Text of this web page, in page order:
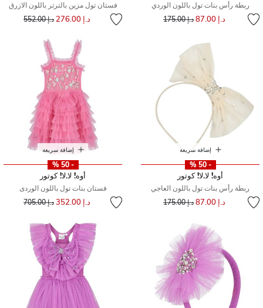
ربطة رأس بنات تول باللون الوردي
د.إ 87.00 سعر مخفض مند.إ 175.00
فستان تول مزين بالترتر باللون الازرق
د.إ 276.00 سعر مخفض من
د.إ 552.00 إلى
إضافة سريعة
- 50 %
أوه! لا.لا! كوتور
ربطة رأس بنات تول باللون العاجي
د.إ 87.00 سعر مخفض مند.إ 175.00
إضافة سريعة
- 50 %
أوه! لا.لا! كوتور
فستان بنات تول باللون الوردى
د.إ 352.00 سعر مخفض من
د.إ 705.00 إلى